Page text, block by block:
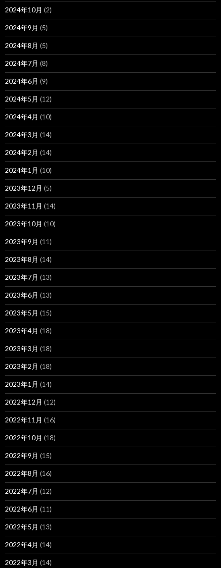
2024年10月 (2)
2024年9月 (5)
2024年8月 (5)
2024年7月 (8)
2024年6月 (9)
2024年5月 (12)
2024年4月 (10)
2024年3月 (14)
2024年2月 (14)
2024年1月 (10)
2023年12月 (5)
2023年11月 (14)
2023年10月 (10)
2023年9月 (11)
2023年8月 (14)
2023年7月 (13)
2023年6月 (13)
2023年5月 (15)
2023年4月 (18)
2023年3月 (18)
2023年2月 (18)
2023年1月 (14)
2022年12月 (12)
2022年11月 (16)
2022年10月 (18)
2022年9月 (15)
2022年8月 (16)
2022年7月 (12)
2022年6月 (11)
2022年5月 (13)
2022年4月 (14)
2022年3月 (14)